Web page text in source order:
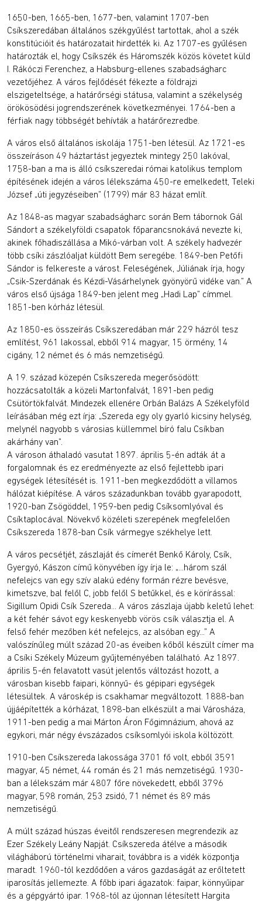
1650-ben, 1665-ben, 1677-ben, valamint 1707-ben
Csíkszeredában általános székgyűlést tartottak, ahol a szék
konstitúcióit és határozatait hirdették ki. Az 1707-es gyűlésen
határozták el, hogy Csíkszék és Háromszék közös követet küld
I. Rákóczi Ferenchez, a Habsburg-ellenes szabadságharc
vezetőjéhez. A város fejlődését fékezte a földrajzi
elszigeteltsége, a határőrségi státusa, valamint a székelység
örökösödési jogrendszerének következményei. 1764-ben a
férfiak nagy többségét behívták a határőrezredbe.
A város első általános iskolája 1751-ben létesül. Az 1721-es
összeíráson 49 háztartást jegyeztek mintegy 250 lakóval,
1758-ban a ma is álló csíkszeredai római katolikus templom
építésének idején a város lélekszáma 450-re emelkedett, Teleki
József „úti jegyzéseiben” (1799) már 83 házat említ.
Az 1848-as magyar szabadságharc során Bem tábornok Gál
Sándort a székelyföldi csapatok főparancsnokává nevezte ki,
akinek főhadiszállása a Mikó-várban volt. A székely hadvezér
több csíki zászlóaljat küldött Bem seregébe. 1849-ben Petőfi
Sándor is felkereste a várost. Feleségének, Júliának írja, hogy
„Csik-Szerdának és Kézdi-Vásárhelynek gyönyörű vidéke van.” A
város első újsága 1849-ben jelent meg „Hadi Lap” címmel.
1851-ben kórház létesül.
Az 1850-es összeírás Csíkszeredában már 229 házról tesz
említést, 961 lakossal, ebből 914 magyar, 15 örmény, 14
cigány, 12 német és 6 más nemzetiségű.
A 19. század közepén Csíkszereda megerősödött:
hozzácsatolták a közeli Martonfalvát, 1891-ben pedig
Csütörtökfalvát. Mindezek ellenére Orbán Balázs A Székelyföld
leírásában még ezt írja: „Szereda egy oly gyarló kicsiny helység,
melynél nagyobb s városias küllemmel bíró falu Csíkban
akárhány van”.
A városon áthaladó vasutat 1897. április 5-én adták át a
forgalomnak és ez eredményezte az első fejlettebb ipari
egységek létesítését is. 1911-ben megkezdődött a villamos
hálózat kiépítése. A város századunkban tovább gyarapodott,
1920-ban Zsögöddel, 1959-ben pedig Csíksomlyóval és
Csíktaplocával. Növekvő közéleti szerepének megfelelően
Csíkszereda 1878-ban Csík vármegye székhelye lett.
A város pecsétjét, zászlaját és címerét Benkő Károly, Csík,
Gyergyó, Kászon című könyvében így írja le: „...három szál
nefelejcs van egy szív alakú edény formán rézre bevésve,
kimetszve, bal felől C, jobb felől S betűkkel, és e körírással:
Sigillum Opidi Csík Szereda... A város zászlaja újabb keletű lehet:
a két fehér sávot egy keskenyebb vörös csík választja el. A
felső fehér mezőben két nefelejcs, az alsóban egy...” A
valószínűleg múlt század 20-as éveiben kőből készült címer ma
a Csíki Székely Múzeum gyűjteményében található. Az 1897.
április 5-én felavatott vasút jelentős változást hozott, a
városban kisebb faipari, könnyű- és gépipari egységek
létesültek. A városkép is csakhamar megváltozott. 1888-ban
újjáépítették a kórházat, 1898-ban elkészült a mai Városháza,
1911-ben pedig a mai Márton Áron Főgimnázium, ahová az
egykori, már négy évszázados csíksomlyói iskola költözött.
1910-ben Csíkszereda lakossága 3701 fő volt, ebből 3591
magyar, 45 német, 44 román és 21 más nemzetiségű. 1930-
ban a lélekszám már 4807 főre növekedett, ebből 3796
magyar, 598 román, 253 zsidó, 71 német és 89 más
nemzetiségű.
A múlt század húszas éveitől rendszeresen megrendezik az
Ezer Székely Leány Napját. Csíkszereda átélve a második
világháború történelmi viharait, továbbra is a vidék központja
maradt. 1960-tól kezdődően a város gazdaságát az erőltetett
iparosítás jellemezte. A főbb ipari ágazatok: faipar, könnyűipar
és a gépgyártó ipar. 1968-tól az újonnan létesített Hargita